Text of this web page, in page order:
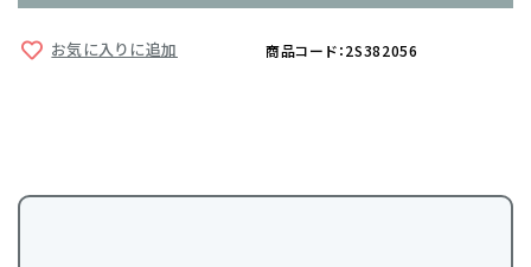
お気に入りに追加 商品コード：2S382056